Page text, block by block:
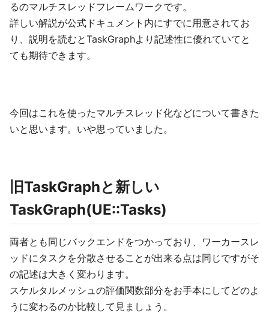
るのマルチスレッドフレームワークです。
詳しい解説が公式ドキュメント内にすでに用意されてお
り、説明を読むとTaskGraphより記述性に優れていてと
ても期待できます。
今回はこれを使ったマルチスレッド化などについて書きた
いと思います。いや思っていました。
旧TaskGraphと新しい
TaskGraph(UE::Tasks)
両者とも同じバックエンドをつかっており、ワーカースレ
ッドにタスクを分散させることが出来る点は同じですがそ
の記述は大きく変わります。
スケルタルメッシュの評価関数部分をお手本にしてどのよ
うに変わるのか比較して見ましょう。